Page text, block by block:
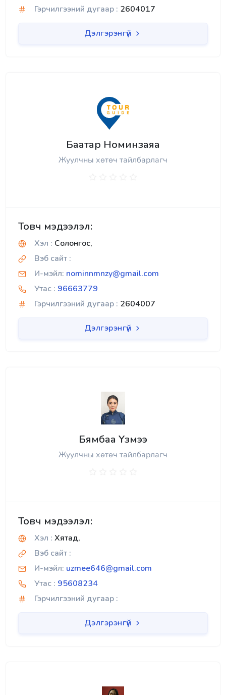
Гэрчилгээний дугаар : 2604017
Дэлгэрэнгүй
Баатар Номинзаяа
Жуулчны хөтөч тайлбарлагч
Товч мэдээлэл:
Хэл : Солонгос,
Вэб сайт :
И-мэйл: nominnmnzy@gmail.com
Утас : 96663779
Гэрчилгээний дугаар : 2604007
Дэлгэрэнгүй
Бямбаа Үзмээ
Жуулчны хөтөч тайлбарлагч
Товч мэдээлэл:
Хэл : Хятад,
Вэб сайт :
И-мэйл: uzmee646@gmail.com
Утас : 95608234
Гэрчилгээний дугаар :
Дэлгэрэнгүй